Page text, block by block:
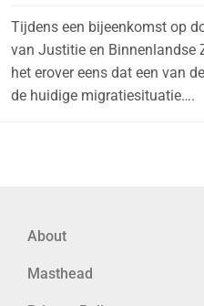
Tijdens een bijeenkomst op
van Justitie en Binnenlandse
het erover eens dat een van
de huidige migratiesituatie….
About
Masthead